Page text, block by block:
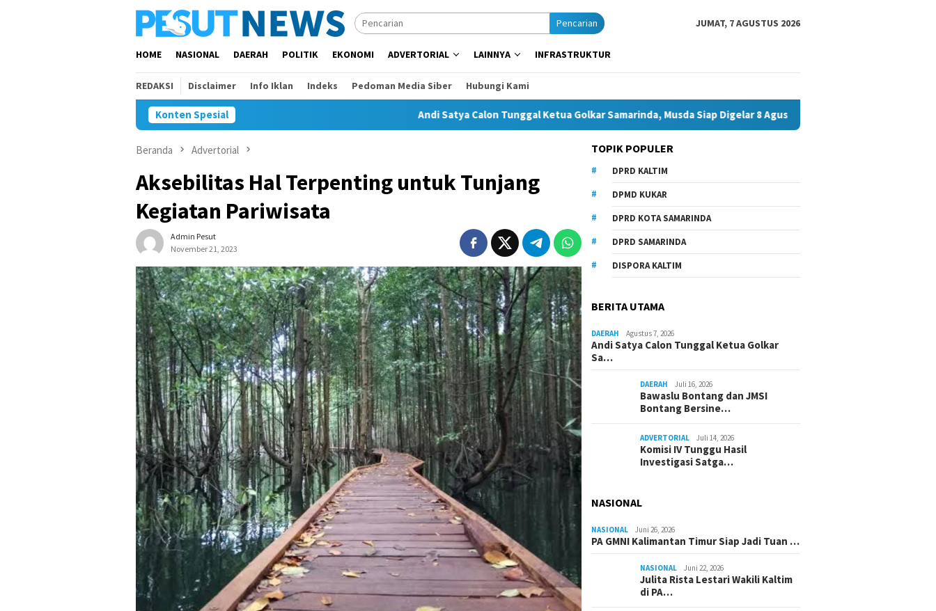
Pencarian JUMAT, 7 AGUSTUS 2026
HOME NASIONAL DAERAH POLITIK EKONOMI ADVERTORIAL LAINNYA INFRASTRUKTUR
REDAKSI Disclaimer Info Iklan Indeks Pedoman Media Siber Hubungi Kami
Konten Spesial Andi Satya Calon Tunggal Ketua Golkar Samarinda, Musda Siap Digelar 8 Agustus 2026
Beranda Advertorial
Aksebilitas Hal Terpenting untuk Tunjang
Kegiatan Pariwisata
Admin Pesut
November 21, 2023
TOPIK POPULER
DPRD KALTIM
DPMD KUKAR
DPRD KOTA SAMARINDA
DPRD SAMARINDA
DISPORA KALTIM
BERITA UTAMA
DAERAH Agustus 7, 2026
Andi Satya Calon Tunggal Ketua Golkar
Sa…
DAERAH Juli 16, 2026
Bawaslu Bontang dan JMSI
Bontang Bersine…
ADVERTORIAL Juli 14, 2026
Komisi IV Tunggu Hasil
Investigasi Satga…
NASIONAL
NASIONAL Juni 26, 2026
PA GMNI Kalimantan Timur Siap Jadi Tuan …
NASIONAL Juni 22, 2026
Julita Rista Lestari Wakili Kaltim
di PA…